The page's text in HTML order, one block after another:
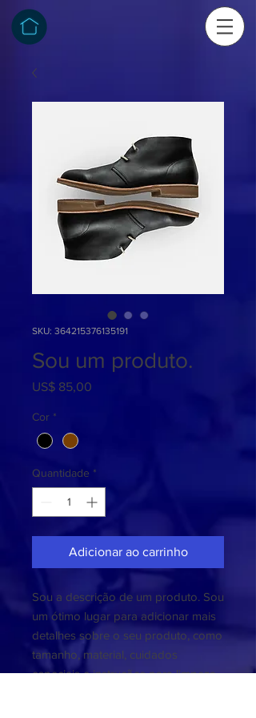
SKU: 364215376135191
Sou um produto.
US$ 85,00
Cor *
Quantidade *
Adicionar ao carrinho
Sou a descrição de um produto. Sou
um ótimo lugar para adicionar mais
detalhes sobre o seu produto, como
tamanho, material, cuidados
especiais e instruções para limpeza.